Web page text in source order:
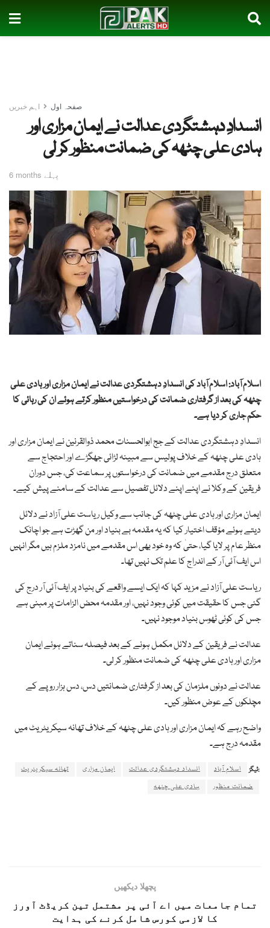
صفحہ اول اہم خبریں
انسدادِ دہشتگردی عدالت نے ایمان مزاری اور
ہادی علی چٹھہ کی ضمانت منظور کر لی
6 months پہلے
اسلام آباد: اسلام آباد کی انسدادِ دہشتگردی عدالت نے ایمان مزاری اور ہادی علی
چٹھہ کی بعد از گرفتاری ضمانت کی درخواستیں منظور کرتے ہوئے ان کی رہائی کا
حکم جاری کر دیا ہے۔
انسدادِ دہشتگردی عدالت کے جج ابوالحسنات محمد ذوالقرنین نے ایمان مزاری اور
ہادی علی چٹھہ کے خلاف پولیس سے مبینہ لڑائی جھگڑے اور احتجاج سے
متعلق درج مقدمے میں ضمانت کی درخواستوں پر سماعت کی، جس دوران
فریقین کے وکلا نے اپنے اپنے دلائل تفصیل سے عدالت کے سامنے پیش کیے۔
ایمان مزاری اور ہادی علی چٹھہ کی جانب سے وکیل ریاست علی آزاد نے دلائل
دیتے ہوئے مؤقف اختیار کیا کہ یہ مقدمہ بے بنیاد اور من گھڑت ہے جو اچانک
منظر عام پر لایا گیا، حتیٰ کہ وہ خود بھی اس مقدمے میں نامزد ملزم ہیں مگر انہیں
اس ایف آئی آر کے اندراج کا علم تک نہیں تھا۔
ریاست علی آزاد نے مزید کہا کہ ایک ایسے واقعے کی بنیاد پر ایف آئی آر درج کی
گئی جس کا حقیقت میں کوئی وجود نہیں، اور مقدمہ محض الزامات پر مبنی ہے
جس کی کوئی ٹھوس بنیاد موجود نہیں۔
عدالت نے فریقین کے دلائل مکمل ہونے کے بعد فیصلہ سناتے ہوئے ایمان
مزاری اور ہادی علی چٹھہ کی ضمانت منظور کر لی۔
عدالت نے دونوں ملزمان کی بعد از گرفتاری ضمانتیں دس، دس ہزار روپے کے
مچلکوں کے عوض منظور کیں۔
واضح رہے کہ ایمان مزاری اور ہادی علی چٹھہ کے خلاف تھانہ سیکریٹریٹ میں
مقدمہ درج ہے۔
ٹیگز: اسلام آباد انسداد دہشتگردی عدالت ایمان مزاری
تھانہ سیکریٹریٹ
ضمانت منظور
ہادی علی چٹھہ
پچھلا دیکھیں
تمام جامعات میں اے آئی پر مشتمل تین کریڈٹ آورز
کا لازمی کورس شامل کرنے کی ہدایت